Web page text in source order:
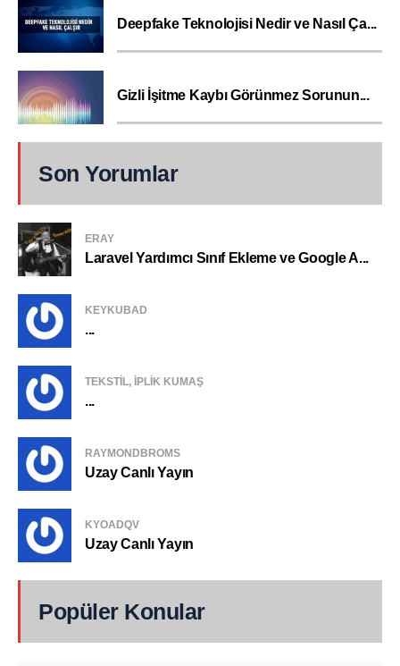
Deepfake Teknolojisi Nedir ve Nasıl Ça...
Gizli İşitme Kaybı Görünmez Sorunun...
Son Yorumlar
ERAY
Laravel Yardımcı Sınıf Ekleme ve Google A...
KEYKUBAD
...
TEKSTIL, IPLIK KUMAŞ
...
RAYMONDBROMS
Uzay Canlı Yayın
KYOADQV
Uzay Canlı Yayın
Popüler Konular